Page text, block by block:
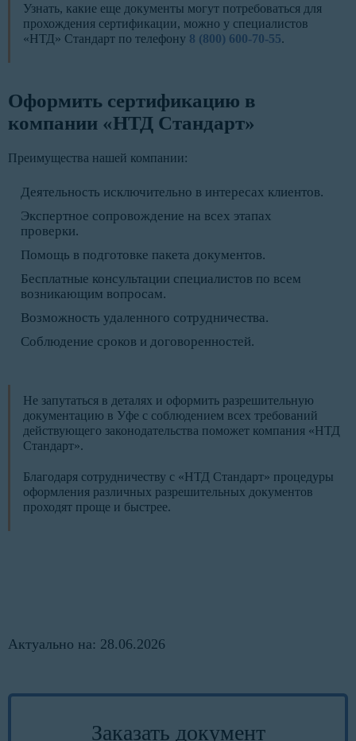
Узнать, какие еще документы могут потребоваться для
прохождения сертификации, можно у специалистов
«НТД» Стандарт по телефону 8 (800) 600-70-55.
Оформить сертификацию в
компании «НТД Стандарт»
Преимущества нашей компании:
Деятельность исключительно в интересах клиентов.
Экспертное сопровождение на всех этапах
проверки.
Помощь в подготовке пакета документов.
Бесплатные консультации специалистов по всем
возникающим вопросам.
Возможность удаленного сотрудничества.
Соблюдение сроков и договоренностей.
Не запутаться в деталях и оформить разрешительную
документацию в Уфе с соблюдением всех требований
действующего законодательства поможет компания «НТД
Стандарт».
Благодаря сотрудничеству с «НТД Стандарт» процедуры
оформления различных разрешительных документов
проходят проще и быстрее.
Актуально на: 28.06.2026
Заказать документ